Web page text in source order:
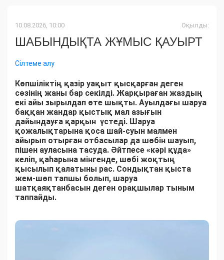
10.08.2026, 10:00 Оқылды:
ШАБЫНДЫҚТА ЖҰМЫС ҚАУЫРТ
Сілтеме алу
Көпшіліктің қазір уақыт қысқарған деген
сөзінің жаны бар секілді. Жарқыраған жаздың
екі айы зырылдап өте шықты. Ауылдағы шаруа
баққан жандар қыстық мал азығын
дайындауға қарқын үстеді. Шаруа
қожалықтарына қоса шай-суын малмен
айырып отырған отбасылар да шөбін шауып,
пішен ауласына тасуда. Әйтпесе «кәрі құда»
келіп, қаһарына мінгенде, шөбі жоқтың
қысылып қалатыны рас. Сондықтан қыста
жем-шөп тапшы болып, шаруа
шатқаяқтанбасын деген орақшылар тыным
таппайды.